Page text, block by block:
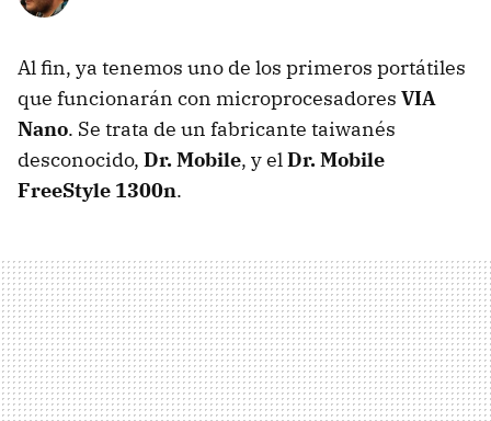
Al fin, ya tenemos uno de los primeros portátiles
que funcionarán con microprocesadores VIA
Nano. Se trata de un fabricante taiwanés
desconocido, Dr. Mobile, y elDr. Mobile
FreeStyle 1300n.